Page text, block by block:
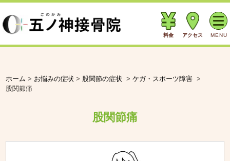
料金 アクセス MENU
ホーム > お悩みの症状 > 股関節の症状 >ケガ・スポーツ障害 >
股関節痛
股関節痛